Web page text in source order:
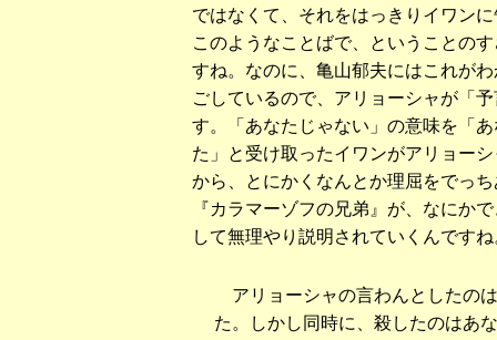
ではなくて、それをはっきりイワン
このようなことばで、ということの
すね。なのに、亀山郁夫にはこれが
ごしているので、アリョーシャが「
す。「あなたじゃない」の意味を「
た」と受け取ったイワンがアリョー
から、とにかくなんとか理屈をでっ
『カラマーゾフの兄弟』が、なにか
して無理やり説明されていくんですね
アリョーシャの言わんとしたの
た。しかし同時に、殺したのはあ